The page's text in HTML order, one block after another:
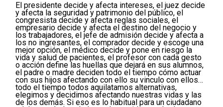
El presidente decide y afecta intereses, el juez decide
y afecta la seguridad y patrimonio del público, el
congresista decide y afecta reglas sociales, el
empresario decide y afecta el destino del negocio y
los trabajadores, el jefe de admisión decide y afecta a
los no ingresantes, el comprador decide y escoge una
mejor opción, el médico decide y pone en riesgo la
vida y salud de pacientes, el profesor con cada gesto
o acción define las huellas que dejará en sus alumnos,
el padre o madre deciden todo el tiempo cómo actuar
con sus hijos afectando con ello su vinculo con ellos…
todo el tiempo todos aquilatamos alternativas,
elegimos y decidimos afectando nuestras vidas y las
de los demás. Si eso es lo habitual para un ciudadano